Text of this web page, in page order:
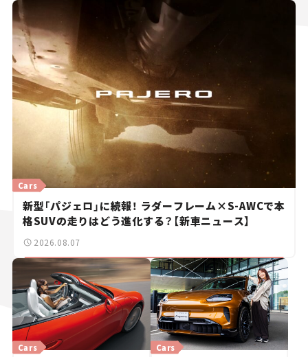
Cars
新型「パジェロ」に続報！ ラダーフレーム×S-AWCで本
格SUVの走りはどう進化する？【新車ニュース】
2026.08.07
Cars Cars